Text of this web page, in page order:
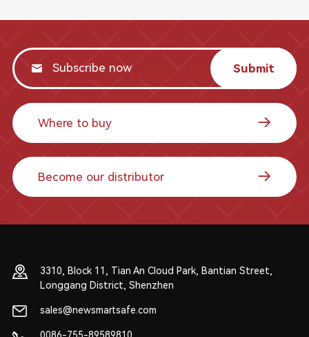
Submit
Where to buy
Become our distributor
3310, Block 11, Tian An Cloud Park, Bantian Street,
Longgang District, Shenzhen
sales@newsmartsafe.com